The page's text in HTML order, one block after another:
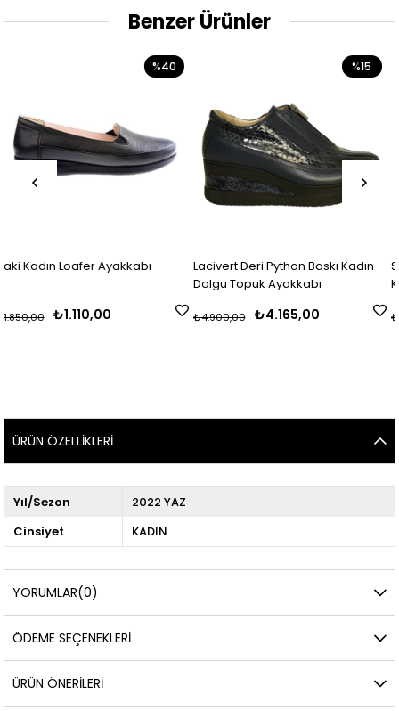
Benzer Ürünler
Ayakkabı
Lacivert Deri Python Baskı Kadın
Dolgu Topuk Ayakkabı
₺4.165,00
₺4.900,00
Süet Siyah Taşlı
Kadın Ayakkabı
₺4.400,00
ÜRÜN ÖZELLIKLERI
Yıl/Sezon
2022 YAZ
Cinsiyet
KADIN
YORUMLAR(0)
ÖDEME SEÇENEKLERI
ÜRÜN ÖNERILERI